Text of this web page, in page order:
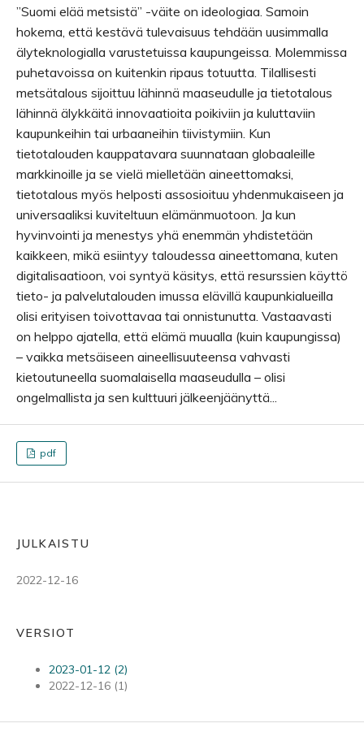
”Suomi elää metsistä” -väite on ideologiaa. Samoin
hokema, että kestävä tulevaisuus tehdään uusimmalla
älyteknologialla varustetuissa kaupungeissa. Molemmissa
puhetavoissa on kuitenkin ripaus totuutta. Tilallisesti
metsätalous sijoittuu lähinnä maaseudulle ja tietotalous
lähinnä älykkäitä innovaatioita poikiviin ja kuluttaviin
kaupunkeihin tai urbaaneihin tiivistymiin. Kun
tietotalouden kauppatavara suunnataan globaaleille
markkinoille ja se vielä mielletään aineettomaksi,
tietotalous myös helposti assosioituu yhdenmukaiseen ja
universaaliksi kuviteltuun elämänmuotoon. Ja kun
hyvinvointi ja menestys yhä enemmän yhdistetään
kaikkeen, mikä esiintyy taloudessa aineettomana, kuten
digitalisaatioon, voi syntyä käsitys, että resurssien käyttö
tieto- ja palvelutalouden imussa elävillä kaupunkialueilla
olisi erityisen toivottavaa tai onnistunutta. Vastaavasti
on helppo ajatella, että elämä muualla (kuin kaupungissa)
– vaikka metsäiseen aineellisuuteensa vahvasti
kietoutuneella suomalaisella maaseudulla – olisi
ongelmallista ja sen kulttuuri jälkeenjäänyttä...
pdf
JULKAISTU
2022-12-16
VERSIOT
2023-01-12 (2)
2022-12-16 (1)